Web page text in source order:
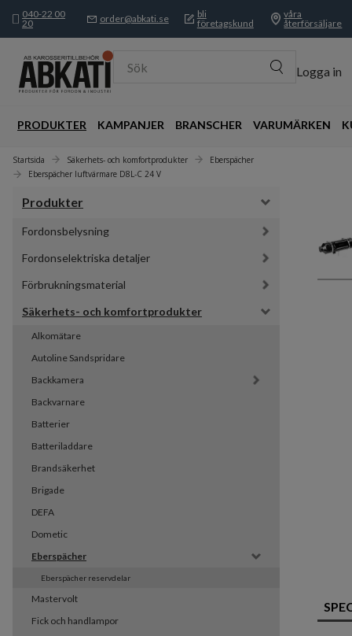
040-22 00
20
order@abkati.se
bli
företagskund
våra
återförsäljare
Sök Logga in
PRODUKTER KAMPANJER BRANSCHER VARUMÄRKEN
Startsida Säkerhets- och komfortprodukter
Eberspächer
Eberspächer luftvärmare D8L-C 24 V
Produkter
Fordonsbelysning
Fordonselektriska detaljer
Förbrukningsmaterial
Säkerhets- och komfortprodukter
Alkomätare
Autoline Sandspridare
Backkamera
Backvarnare
Batterier
Batteriladdare
Brandsäkerhet
Brigade
DEFA
Dometic
Eberspächer
Eberspächer reservdelar
Mastervolt
Fick och handlampor